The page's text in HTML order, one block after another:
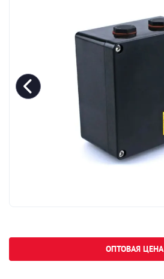
ОПТОВАЯ ЦЕНА